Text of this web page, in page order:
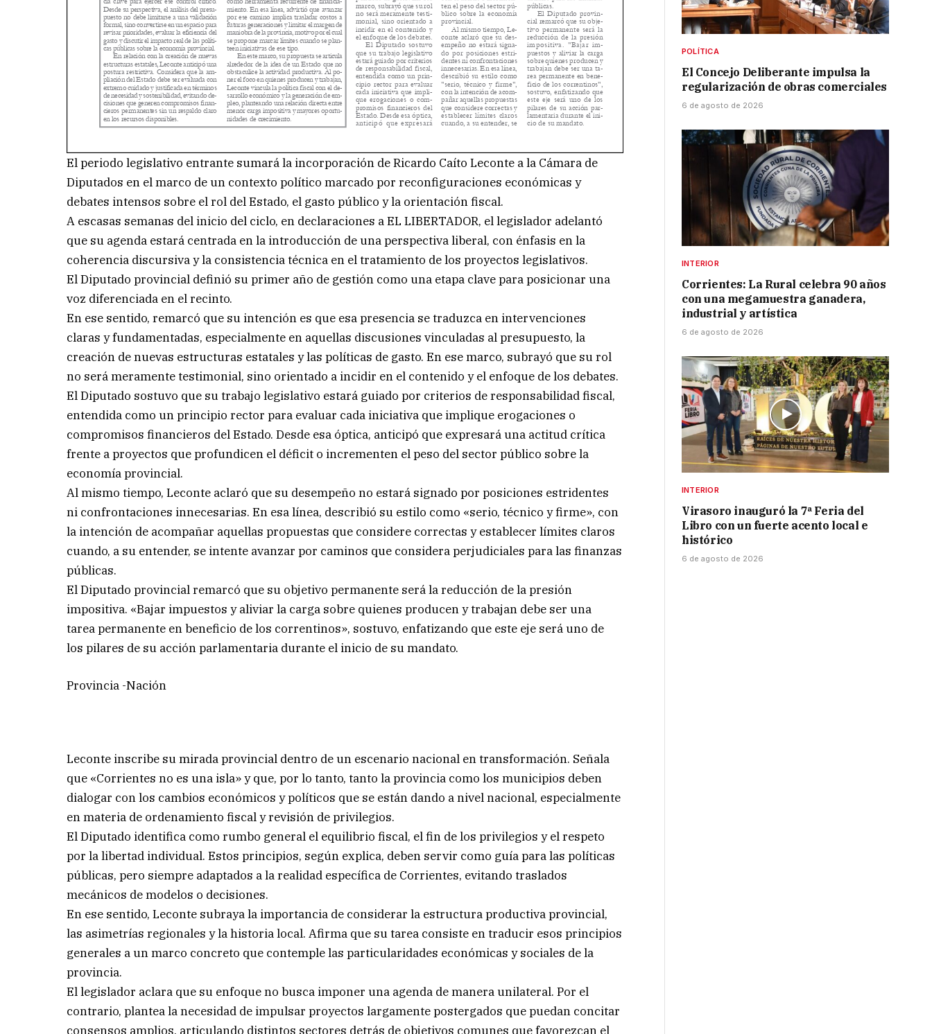
El periodo legislativo entrante sumará la incorporación de Ricardo Caíto Leconte a la Cámara de
Diputados en el marco de un contexto político marcado por reconfiguraciones económicas y
debates intensos sobre el rol del Estado, el gasto público y la orientación fiscal.
A escasas semanas del inicio del ciclo, en declaraciones a EL LIBERTADOR, el legislador adelantó
que su agenda estará centrada en la introducción de una perspectiva liberal, con énfasis en la
coherencia discursiva y la consistencia técnica en el tratamiento de los proyectos legislativos.
El Diputado provincial definió su primer año de gestión como una etapa clave para posicionar una
voz diferenciada en el recinto.
En ese sentido, remarcó que su intención es que esa presencia se traduzca en intervenciones
claras y fundamentadas, especialmente en aquellas discusiones vinculadas al presupuesto, la
creación de nuevas estructuras estatales y las políticas de gasto. En ese marco, subrayó que su rol
no será meramente testimonial, sino orientado a incidir en el contenido y el enfoque de los debates.
El Diputado sostuvo que su trabajo legislativo estará guiado por criterios de responsabilidad fiscal,
entendida como un principio rector para evaluar cada iniciativa que implique erogaciones o
compromisos financieros del Estado. Desde esa óptica, anticipó que expresará una actitud crítica
frente a proyectos que profundicen el déficit o incrementen el peso del sector público sobre la
economía provincial.
Al mismo tiempo, Leconte aclaró que su desempeño no estará signado por posiciones estridentes
ni confrontaciones innecesarias. En esa línea, describió su estilo como «serio, técnico y firme», con
la intención de acompañar aquellas propuestas que considere correctas y establecer límites claros
cuando, a su entender, se intente avanzar por caminos que considera perjudiciales para las finanzas
públicas.
El Diputado provincial remarcó que su objetivo permanente será la reducción de la presión
impositiva. «Bajar impuestos y aliviar la carga sobre quienes producen y trabajan debe ser una
tarea permanente en beneficio de los correntinos», sostuvo, enfatizando que este eje será uno de
los pilares de su acción parlamentaria durante el inicio de su mandato.
Provincia -Nación
Leconte inscribe su mirada provincial dentro de un escenario nacional en transformación. Señala
que «Corrientes no es una isla» y que, por lo tanto, tanto la provincia como los municipios deben
dialogar con los cambios económicos y políticos que se están dando a nivel nacional, especialmente
en materia de ordenamiento fiscal y revisión de privilegios.
El Diputado identifica como rumbo general el equilibrio fiscal, el fin de los privilegios y el respeto
por la libertad individual. Estos principios, según explica, deben servir como guía para las políticas
públicas, pero siempre adaptados a la realidad específica de Corrientes, evitando traslados
mecánicos de modelos o decisiones.
En ese sentido, Leconte subraya la importancia de considerar la estructura productiva provincial,
las asimetrías regionales y la historia local. Afirma que su tarea consiste en traducir esos principios
generales a un marco concreto que contemple las particularidades económicas y sociales de la
provincia.
El legislador aclara que su enfoque no busca imponer una agenda de manera unilateral. Por el
contrario, plantea la necesidad de impulsar proyectos largamente postergados que puedan concitar
consensos amplios, articulando distintos sectores detrás de objetivos comunes que favorezcan el
POLÍTICA
El Concejo Deliberante impulsa la
regularización de obras comerciales
6 de agosto de 2026
INTERIOR
Corrientes: La Rural celebra 90 años
con una megamuestra ganadera,
industrial y artística
6 de agosto de 2026
INTERIOR
Virasoro inauguró la 7ª Feria del
Libro con un fuerte acento local e
histórico
6 de agosto de 2026